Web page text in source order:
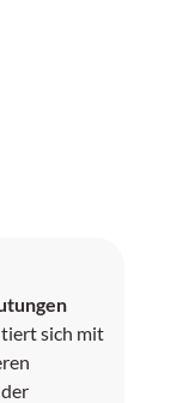
sich mit